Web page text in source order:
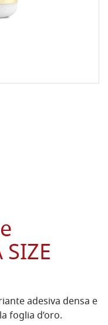
adesiva densa e
foglia d’oro.